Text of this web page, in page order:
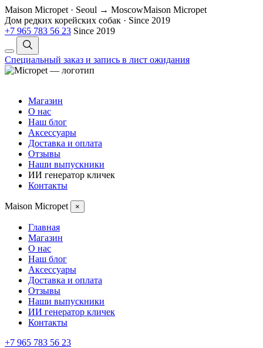
Maison Micropet · Seoul → MoscowMaison Micropet
Дом редких корейских собак · Since 2019
+7 965 783 56 23 Since 2019
Специальный заказ и запись в лист ожидания
Магазин
О нас
Наш блог
Аксессуары
Доставка и оплата
Отзывы
Наши выпускники
ИИ генератор кличек
Контакты
Maison Micropet ×
Главная
Магазин
О нас
Наш блог
Аксессуары
Доставка и оплата
Отзывы
Наши выпускники
ИИ генератор кличек
Контакты
+7 965 783 56 23